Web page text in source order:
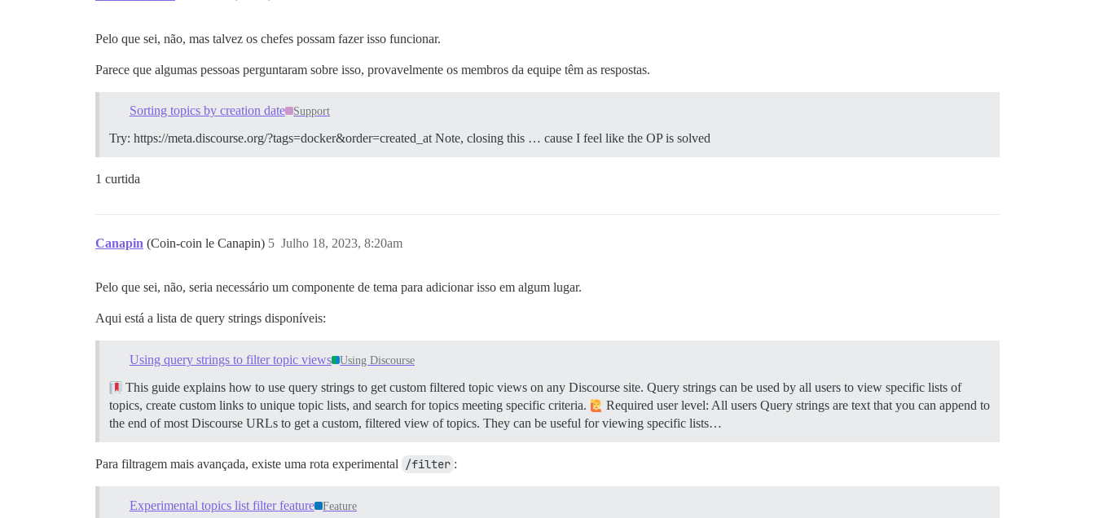
Pelo que sei, não, mas talvez os chefes possam fazer isso funcionar.
Parece que algumas pessoas perguntaram sobre isso, provavelmente os membros da equipe têm as respostas.
Sorting topics by creation date Support
Try: https://meta.discourse.org/?tags=docker&order=created_at Note, closing this … cause I feel like the OP is solved
1 curtida
Canapin (Coin-coin le Canapin) Julho 18, 2023, 8:20am
5
Pelo que sei, não, seria necessário um componente de tema para adicionar isso em algum lugar.
Aqui está a lista de query strings disponíveis:
Using query strings to filter topic views Using Discourse
This guide explains how to use query strings to get custom filtered topic views on any Discourse site. Query strings can be used by all users to view specific lists of
topics, create custom links to unique topic lists, and search for topics meeting specific criteria.
Required user level: All users Query strings are text that you can append to
the end of most Discourse URLs to get a custom, filtered view of topics. They can be useful for viewing specific lists…
Para filtragem mais avançada, existe uma rota experimental /filter :
Experimental topics list filter feature Feature